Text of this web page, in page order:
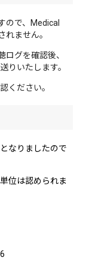
ので、Medical
れません。
グを確認後、
りいたします。
ください。
なりましたので
位は認められま